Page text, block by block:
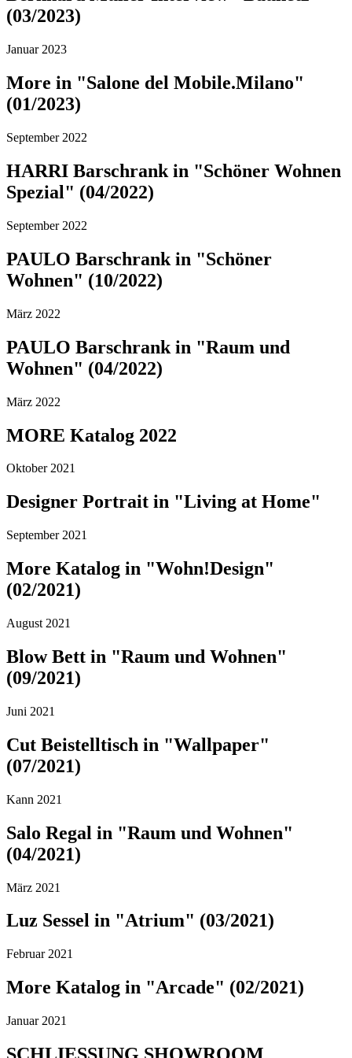
(03/2023)
Januar 2023
More in "Salone del Mobile.Milano"
(01/2023)
September 2022
HARRI Barschrank in "Schöner Wohnen
Spezial" (04/2022)
September 2022
PAULO Barschrank in "Schöner
Wohnen" (10/2022)
März 2022
PAULO Barschrank in "Raum und
Wohnen" (04/2022)
März 2022
MORE Katalog 2022
Oktober 2021
Designer Portrait in "Living at Home"
September 2021
More Katalog in "Wohn!Design"
(02/2021)
August 2021
Blow Bett in "Raum und Wohnen"
(09/2021)
Juni 2021
Cut Beistelltisch in "Wallpaper"
(07/2021)
Kann 2021
Salo Regal in "Raum und Wohnen"
(04/2021)
März 2021
Luz Sessel in "Atrium" (03/2021)
Februar 2021
More Katalog in "Arcade" (02/2021)
Januar 2021